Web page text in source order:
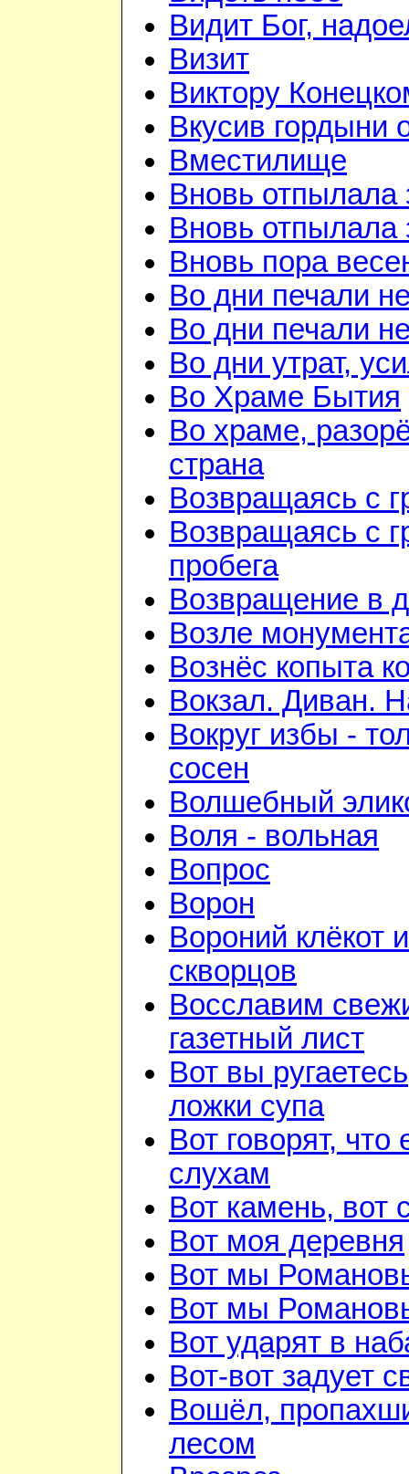
Видит Бог,
Визит
Виктору
Вкусив гордыни
Вместилище
Вновь отпылала
Вновь отпылала
Вновь пора
Во дни печали
Во дни печали
Во дни утрат,
Во Храме Бытия
Во храме,
страна
Возвращаясь с
Возвращаясь с
пробега
Возвращение в
Возле
Вознёс копыта
Вокзал. Диван.
Вокруг избы -
сосен
Волшебный
Воля - вольная
Вопрос
Ворон
Вороний клёкот
скворцов
Восславим
газетный лист
Вот вы
ложки супа
Вот говорят, что
слухам
Вот камень, вот
Вот моя деревня
Вот мы
Вот мы
Вот ударят в
Вот-вот задует
Вошёл,
лесом